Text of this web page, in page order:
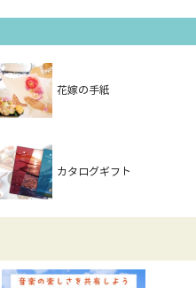
花嫁の手紙
カタログギフト